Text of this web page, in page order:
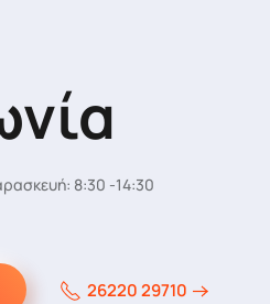
8:30 -14:30
26220 29710